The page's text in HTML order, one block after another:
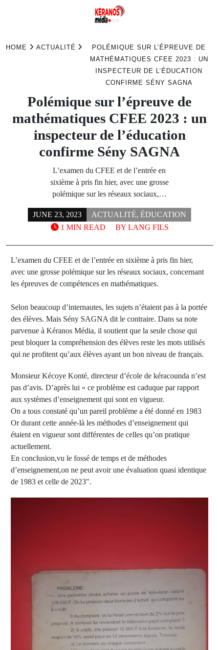
HOME ACTUALITÉ
POLÉMIQUE SUR L’ÉPREUVE DE
MATHÉMATIQUES CFEE 2023 : UN
INSPECTEUR DE L’ÉDUCATION
CONFIRME SÉNY SAGNA
Polémique sur l’épreuve de
mathématiques CFEE 2023 : un
inspecteur de l’éducation
confirme Sény SAGNA
L’examen du CFEE et de l’entrée en
sixième à pris fin hier, avec une grosse
polémique sur les réseaux sociaux,…
JUNE 23, 2023 ACTUALITÉ, ÉDUCATION
BY LANG FILS
1 MIN READ
L’examen du CFEE et de l’entrée en sixième à pris fin hier,
avec une grosse polémique sur les réseaux sociaux, concernant
les épreuves de compétences en mathématiques.
Selon beaucoup d’internautes, les sujets n’étaient pas à la portée
des élèves. Mais Sény SAGNA dit le contraire. Dans sa note
parvenue à Kéranos Média, il soutient que la seule chose qui
peut bloquer la compréhension des élèves reste les mots utilisés
qui ne profitent qu’aux élèves ayant un bon niveau de français.
Monsieur Kécoye Konté, directeur d’école de kéracounda n’est
pas d’avis. D’après lui « ce problème est caduque par rapport
aux systèmes d’enseignement qui sont en vigueur.
On a tous constaté qu’un pareil problème a été donné en 1983
Or durant cette année-là les méthodes d’enseignement qui
étaient en vigueur sont différentes de celles qu’on pratique
actuellement.
En conclusion,vu le fossé de temps et de méthodes
d’enseignement,on ne peut avoir une évaluation quasi identique
de 1983 et celle de 2023″.